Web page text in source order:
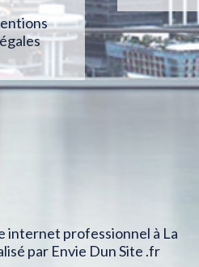
internet professionnel à La
par Envie Dun Site .fr